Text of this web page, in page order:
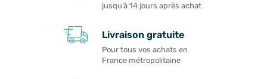
jusqu’à 14 jours après achat
Livraison gratuite
Pour tous vos achats en
France métropolitaine